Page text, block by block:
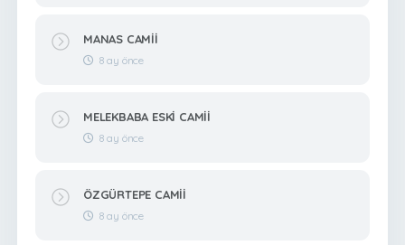
MANAS CAMİİ
8 ay önce
MELEKBABA ESKİ CAMİİ
8 ay önce
ÖZGÜRTEPE CAMİİ
8 ay önce